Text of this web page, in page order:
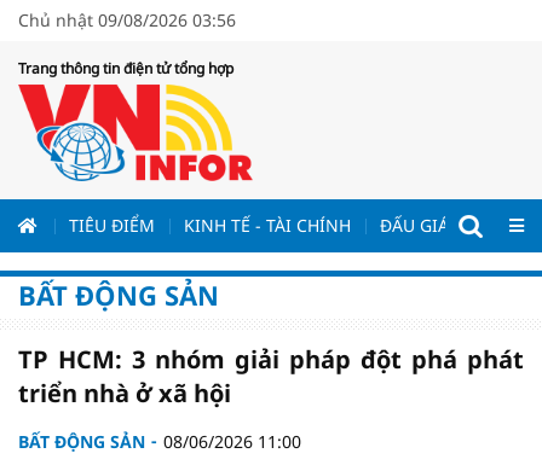
Chủ nhật 09/08/2026 03:56
Trang thông tin điện tử tổng hợp
TIÊU ĐIỂM KINH TẾ - TÀI CHÍNH ĐẤU GIÁ - ĐẤU
BẤT ĐỘNG SẢN
TP HCM: 3 nhóm giải pháp đột phá phát
triển nhà ở xã hội
BẤT ĐỘNG SẢN 08/06/2026 11:00